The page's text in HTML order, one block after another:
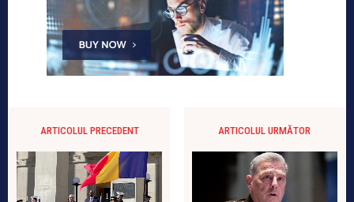
ARTICOLUL PRECEDENT ARTICOLUL URMĂTOR